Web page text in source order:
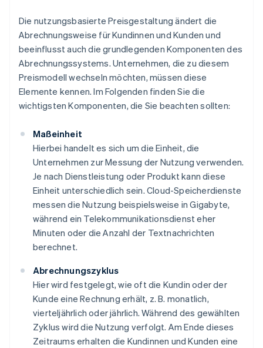
Die nutzungsbasierte Preisgestaltung ändert die
Abrechnungsweise für Kundinnen und Kunden und
beeinflusst auch die grundlegenden Komponenten des
Abrechnungssystems. Unternehmen, die zu diesem
Preismodell wechseln möchten, müssen diese
Elemente kennen. Im Folgenden finden Sie die
wichtigsten Komponenten, die Sie beachten sollten:
Maßeinheit
Hierbei handelt es sich um die Einheit, die
Unternehmen zur Messung der Nutzung verwenden.
Je nach Dienstleistung oder Produkt kann diese
Einheit unterschiedlich sein. Cloud-Speicherdienste
messen die Nutzung beispielsweise in Gigabyte,
während ein Telekommunikationsdienst eher
Minuten oder die Anzahl der Textnachrichten
berechnet.
Abrechnungszyklus
Hier wird festgelegt, wie oft die Kundin oder der
Kunde eine Rechnung erhält, z. B. monatlich,
vierteljährlich oder jährlich. Während des gewählten
Zyklus wird die Nutzung verfolgt. Am Ende dieses
Zeitraums erhalten die Kundinnen und Kunden eine